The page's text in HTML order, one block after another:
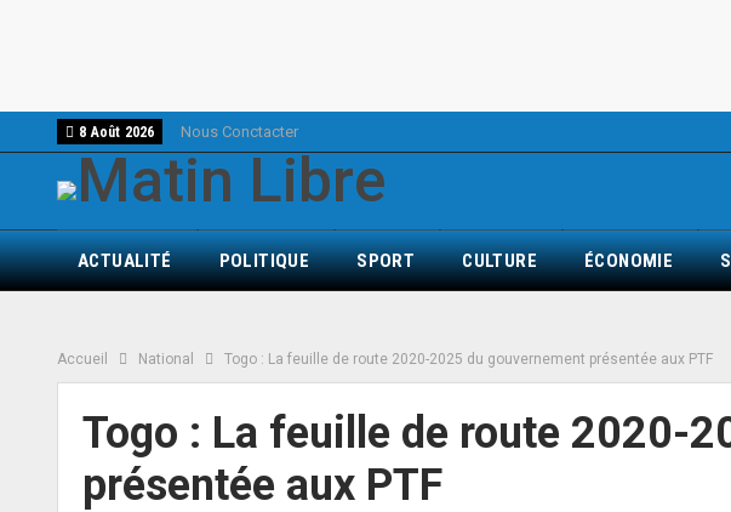
8 Août 2026 Nous Conctacter
ACTUALITÉ POLITIQUE SPORT CULTURE ÉCONOMIE
Accueil National Togo : La feuille de route 2020-2025 du gouvernement présentée aux PTF
Togo : La feuille de route 2020-
présentée aux PTF